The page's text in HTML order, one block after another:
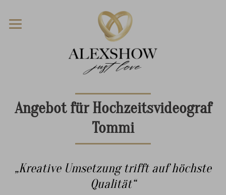
Angebot für Hochzeitsvideograf
Tommi
„Kreative Umsetzung trifft auf höchste
Qualität“